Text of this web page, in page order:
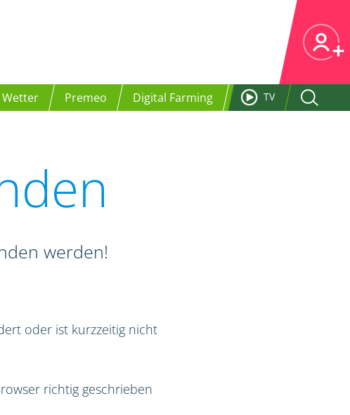
Premeo Digital Farming TV
werden!
oder ist kurzzeitig nicht
richtig geschrieben